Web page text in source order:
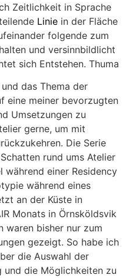
Zeitlichkeit in Sprache
Linie in der Fläche
folgende zum
und versinnbildlicht
sich Entstehen. Thuma
das Thema der
eine meiner bevorzugten
Umsetzungen zu
gerne, um mit
Die Serie
rund ums Atelier
während einer Residency
während eines
an der Küste in
Monats in Örnsköldsvik
waren bisher nur zum
gezeigt. So habe ich
die Auswahl der
und die Möglichkeiten zu